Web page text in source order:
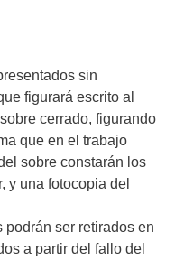
sin
figurará escrito al
cerrado, figurando
que en el trabajo
sobre constarán los
y una fotocopia del
ser retirados en
a partir del fallo del